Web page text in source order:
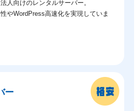
人向けのレンタルサーバー。
やWordPress高速化を実現していま
ー